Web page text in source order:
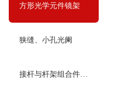
方形光学元件镜架
狭缝、小孔光阑